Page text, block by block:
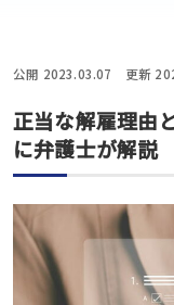
公開 2023.03.07 更新
正当な解雇理由
に弁護士が解説